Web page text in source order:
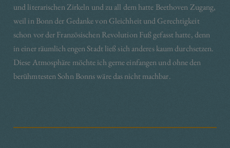
und literarischen Zirkeln und zu all dem hatte Beethoven Zugang,
weil in Bonn der Gedanke von Gleichheit und Gerechtigkeit
schon vor der Französischen Revolution Fuß gefasst hatte, denn
in einer räumlich engen Stadt ließ sich anderes kaum durchsetzen.
Diese Atmosphäre möchte ich gerne einfangen und ohne den
berühmtesten Sohn Bonns wäre das nicht machbar.